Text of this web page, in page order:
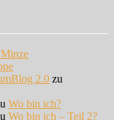
2.0 zu
Wo bin ich?
Wo bin ich – Teil 2?